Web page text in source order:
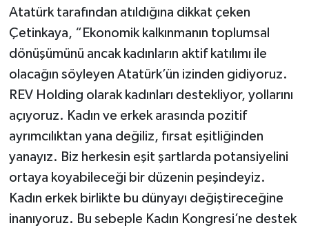
Atatürk tarafından atıldığına dikkat çeken
Çetinkaya, “Ekonomik kalkınmanın toplumsal
dönüşümünü ancak kadınların aktif katılımı ile
olacağın söyleyen Atatürk’ün izinden gidiyoruz.
REV Holding olarak kadınları destekliyor, yollarını
açıyoruz. Kadın ve erkek arasında pozitif
ayrımcılıktan yana değiliz, fırsat eşitliğinden
yanayız. Biz herkesin eşit şartlarda potansiyelini
ortaya koyabileceği bir düzenin peşindeyiz.
Kadın erkek birlikte bu dünyayı değiştireceğine
inanıyoruz. Bu sebeple Kadın Kongresi’ne destek